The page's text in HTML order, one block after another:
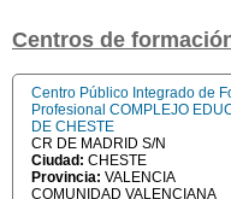
Centros de
Centro Público Integrado de
Profesional COMPLEJO
DE CHESTE
CR DE MADRID S/N
Ciudad: CHESTE
Provincia: VALENCIA
COMUNIDAD VALENCIANA